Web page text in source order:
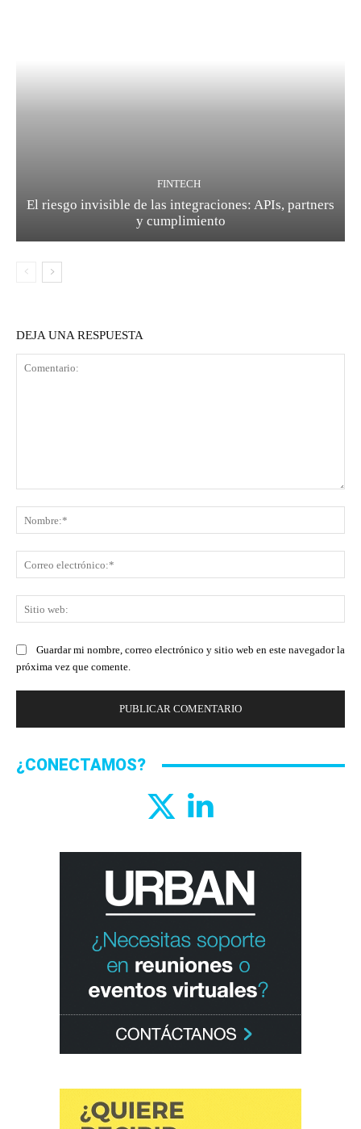
FINTECH
El riesgo invisible de las integraciones: APIs, partners
y cumplimiento
DEJA UNA RESPUESTA
Guardar mi nombre, correo electrónico y sitio web en este navegador la
próxima vez que comente.
¿CONECTAMOS?